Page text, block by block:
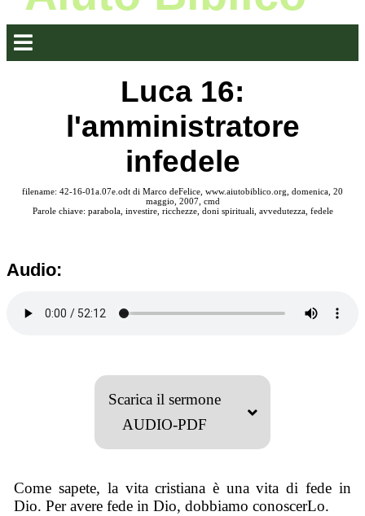
Luca 16:
l'amministratore
infedele
filename: 42-16-01a.07e.odt di Marco deFelice, www.aiutobiblico.org, domenica, 20
maggio, 2007, cmd
Parole chiave: parabola, investire, ricchezze, doni spirituali, avvedutezza, fedele
Audio:
Scarica il sermone
AUDIO-PDF
Come sapete, la vita cristiana è una vita di fede in
Dio. Per avere fede in Dio, dobbiamo conoscerLo.